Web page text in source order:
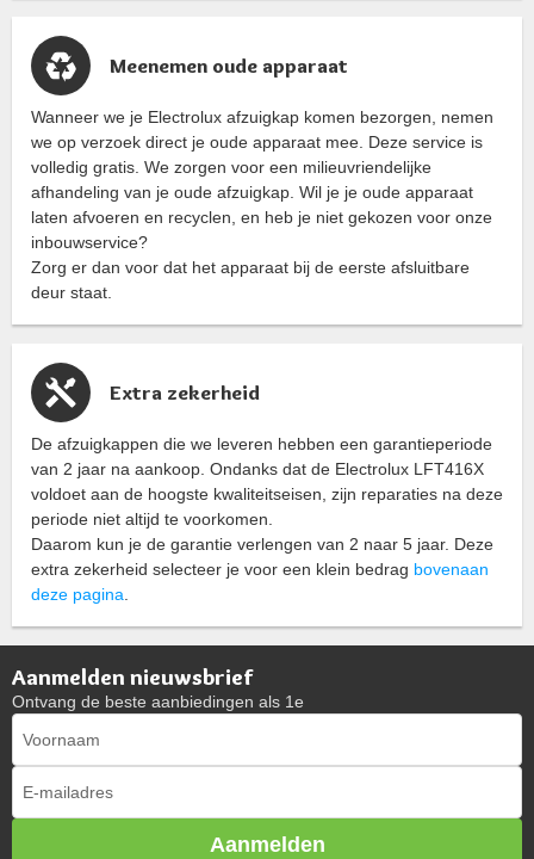
Meenemen oude apparaat
Wanneer we je Electrolux afzuigkap komen bezorgen, nemen
we op verzoek direct je oude apparaat mee. Deze service is
volledig gratis. We zorgen voor een milieuvriendelijke
afhandeling van je oude afzuigkap. Wil je je oude apparaat
laten afvoeren en recyclen, en heb je niet gekozen voor onze
inbouwservice?
Zorg er dan voor dat het apparaat bij de eerste afsluitbare
deur staat.
Extra zekerheid
De afzuigkappen die we leveren hebben een garantieperiode
van 2 jaar na aankoop. Ondanks dat de Electrolux LFT416X
voldoet aan de hoogste kwaliteitseisen, zijn reparaties na deze
periode niet altijd te voorkomen.
Daarom kun je de garantie verlengen van 2 naar 5 jaar. Deze
extra zekerheid selecteer je voor een klein bedrag bovenaan
deze pagina.
Aanmelden nieuwsbrief
Ontvang de beste aanbiedingen als 1e
Aanmelden